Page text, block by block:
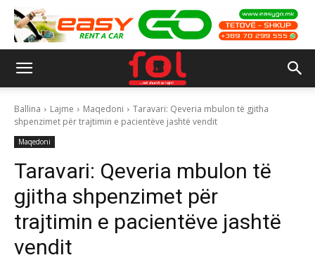
Ballina Lajme Maqedoni
Taravari: Qeveria mbulon të gjitha
shpenzimet për trajtimin e pacientëve jashtë vendit
Maqedoni
Taravari: Qeveria mbulon të
gjitha shpenzimet për
trajtimin e pacientëve jashtë
vendit